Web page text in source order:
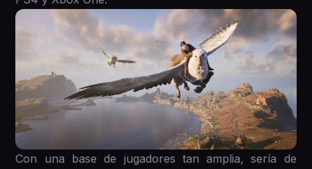
Con una base de jugadores tan amplia, sería de